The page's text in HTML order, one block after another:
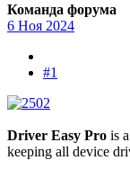
Команда форума
6 Ноя 2024
#1
Driver Easy Pro is
keeping all device